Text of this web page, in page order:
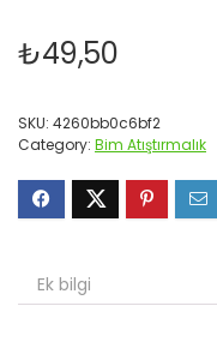
₺49,50
SKU: 4260bb0c6bf2
Category: Bim Atıştırmalık
Ek bilgi